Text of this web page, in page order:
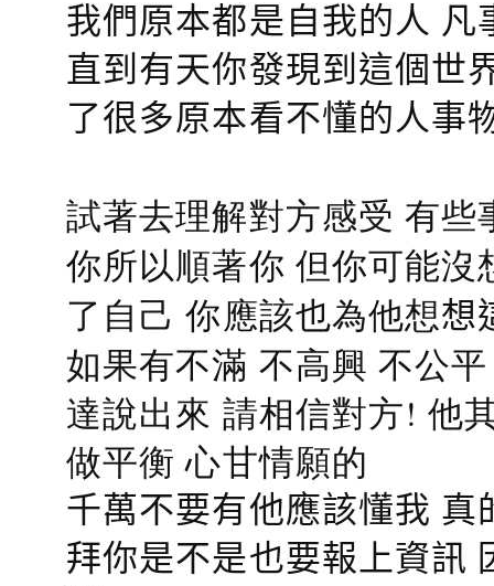
我們原本都是自我的人
直到有天你發現到這個世
了很多原本看不懂的人事
試著去理解對方感受 有
你所以順著你 但你可能
了自己 你應該也為他想想
如果有不滿 不高興 不公
達說出來 請相信對方! 他
做平衡 心甘情願的
千萬不要有他應該懂我
拜你是不是也要報上資訊